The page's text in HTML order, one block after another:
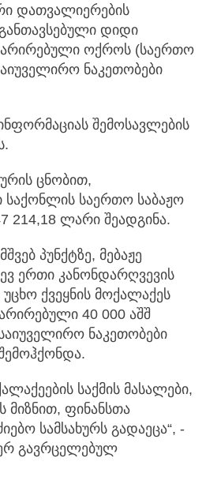
დათვალიერების
დიდი
ოქროს (საერთო
ნაკეთობები
შემოსავლების
ცნობით,
საერთო საბაჟო
214,18 ლარი შეადგინა.
პუნქტზე, მებაჟე
ერთი კანონდარღვევის
ქვეყნის მოქალაქეს
40 000 აშშ
ნაკეთობები
საქმის მასალები,
მიზნით, ფინანსთა
სამსახურს გადაეცა“, -
გავრცელებულ